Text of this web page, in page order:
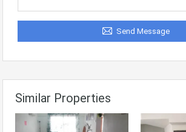
Send Message
Similar Properties